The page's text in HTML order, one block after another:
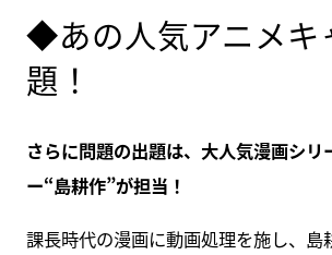
◆あの人気アニメキ
題！
さらに問題の出題は、大人気漫画シリ
ー“島耕作”が担当！
課長時代の漫画に動画処理を施し、島